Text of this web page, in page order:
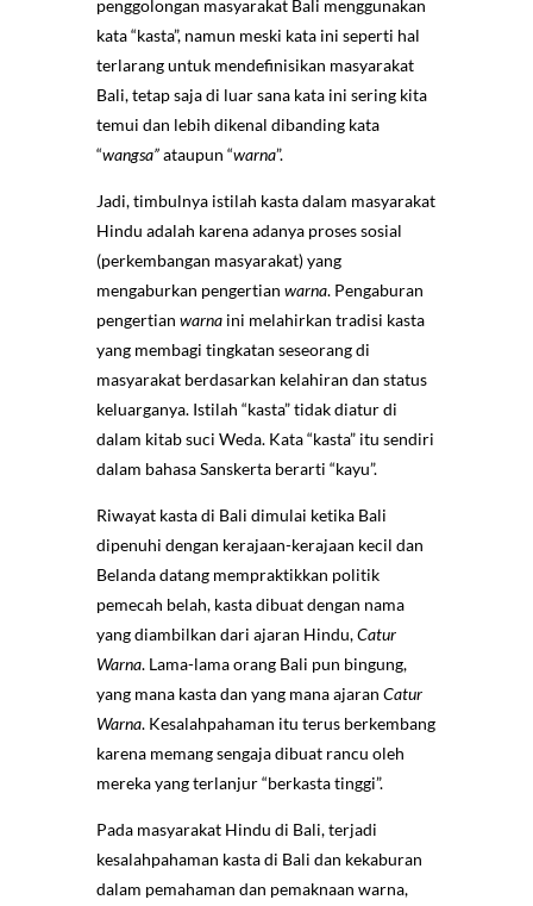
penggolongan masyarakat Bali menggunakan
kata “kasta”, namun meski kata ini seperti hal
terlarang untuk mendefinisikan masyarakat
Bali, tetap saja di luar sana kata ini sering kita
temui dan lebih dikenal dibanding kata
“wangsa”ataupun “warna”.
Jadi, timbulnya istilah kasta dalam masyarakat
Hindu adalah karena adanya proses sosial
(perkembangan masyarakat) yang
mengaburkan pengertian warna. Pengaburan
pengertian warna ini melahirkan tradisi kasta
yang membagi tingkatan seseorang di
masyarakat berdasarkan kelahiran dan status
keluarganya. Istilah “kasta” tidak diatur di
dalam kitab suci Weda. Kata “kasta” itu sendiri
dalam bahasa Sanskerta berarti “kayu”.
Riwayat kasta di Bali dimulai ketika Bali
dipenuhi dengan kerajaan-kerajaan kecil dan
Belanda datang mempraktikkan politik
pemecah belah, kasta dibuat dengan nama
yang diambilkan dari ajaran Hindu,Catur
Warna. Lama-lama orang Bali pun bingung,
yang mana kasta dan yang mana ajaran Catur
Warna. Kesalahpahaman itu terus berkembang
karena memang sengaja dibuat rancu oleh
mereka yang terlanjur “berkasta tinggi”.
Pada masyarakat Hindu di Bali, terjadi
kesalahpahaman kasta di Bali dan kekaburan
dalam pemahaman dan pemaknaan warna,